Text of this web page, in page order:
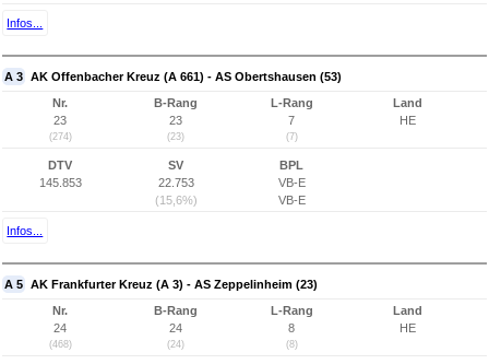
Infos...
A 3 AK Offenbacher Kreuz (A 661) - AS Obertshausen (53)
Nr.
23
(274)
B-Rang
23
(23)
L-Rang
7
(7)
Land
HE
DTV
145.853
SV
22.753
(15,6%)
BPL
VB-E
VB-E
Infos...
A 5 AK Frankfurter Kreuz (A 3) - AS Zeppelinheim (23)
Nr.
24
(468)
B-Rang
24
(24)
L-Rang
8
(8)
Land
HE